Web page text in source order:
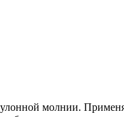
молнии.